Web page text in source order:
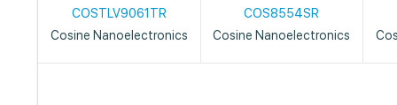
COSTLV9061TR
Cosine Nanoelectronics
COS8554SR
Cosine Nanoelectronics